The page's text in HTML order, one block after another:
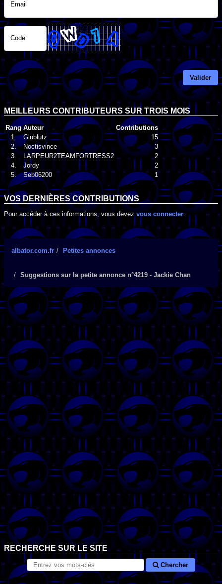
Email
Code
Valider
MEILLEURS CONTRIBUTEURS SUR TROIS MOIS
Rang Auteur
Contributions
1.
Glublutz
15
2.
Noctisvince
3
3.
LARPEUR2TEAMFORTRESS2
2
4.
Jordy
2
5.
Seb06200 1
VOS DERNIÈRES CONTRIBUTIONS
Pour accéder à ces informations, vous devezvous connecter.
albator.com.fr Petites annonces
Suggestions sur la petite annonce n°4219 - Jackie Chan
RECHERCHE SUR LE SITE
Chercher